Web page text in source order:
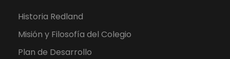
Historia Redland
Misión y Filosofía del Colegio
Plan de Desarrollo